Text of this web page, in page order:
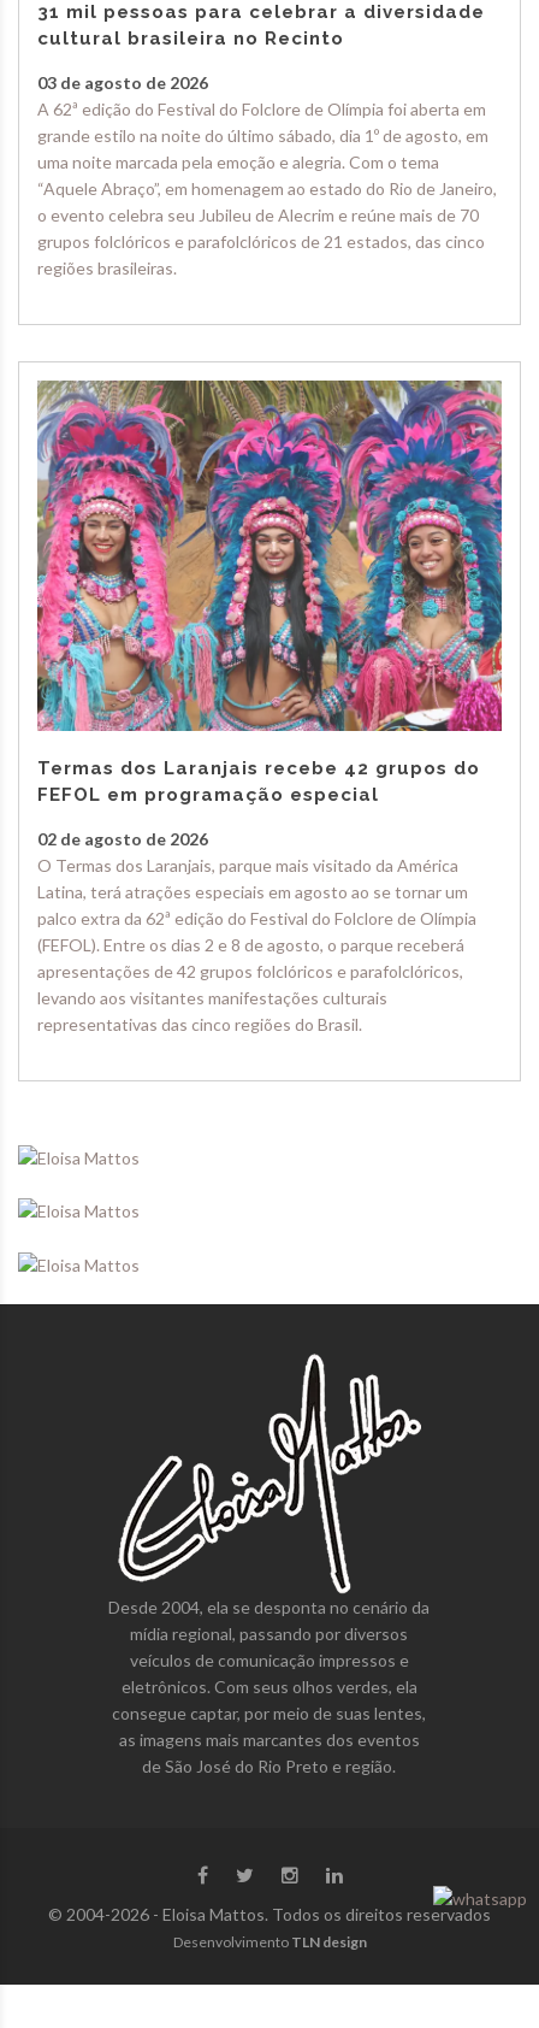
31 mil pessoas para celebrar a diversidade
cultural brasileira no Recinto
03 de agosto de 2026
A 62ª edição do Festival do Folclore de Olímpia foi aberta em
grande estilo na noite do último sábado, dia 1º de agosto, em
uma noite marcada pela emoção e alegria. Com o tema
“Aquele Abraço”, em homenagem ao estado do Rio de Janeiro,
o evento celebra seu Jubileu de Alecrim e reúne mais de 70
grupos folclóricos e parafolclóricos de 21 estados, das cinco
regiões brasileiras.
Termas dos Laranjais recebe 42 grupos do
FEFOL em programação especial
02 de agosto de 2026
O Termas dos Laranjais, parque mais visitado da América
Latina, terá atrações especiais em agosto ao se tornar um
palco extra da 62ª edição do Festival do Folclore de Olímpia
(FEFOL). Entre os dias 2 e 8 de agosto, o parque receberá
apresentações de 42 grupos folclóricos e parafolclóricos,
levando aos visitantes manifestações culturais
representativas das cinco regiões do Brasil.
Desde 2004, ela se desponta no cenário da
mídia regional, passando por diversos
veículos de comunicação impressos e
eletrônicos. Com seus olhos verdes, ela
consegue captar, por meio de suas lentes,
as imagens mais marcantes dos eventos
de São José do Rio Preto e região.
© 2004-2026 - Eloisa Mattos. Todos os direitos reservados
Desenvolvimento TLN design